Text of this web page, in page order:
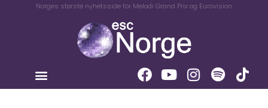
Norges største nyhetsside for Melodi Grand Prix og Eurovision